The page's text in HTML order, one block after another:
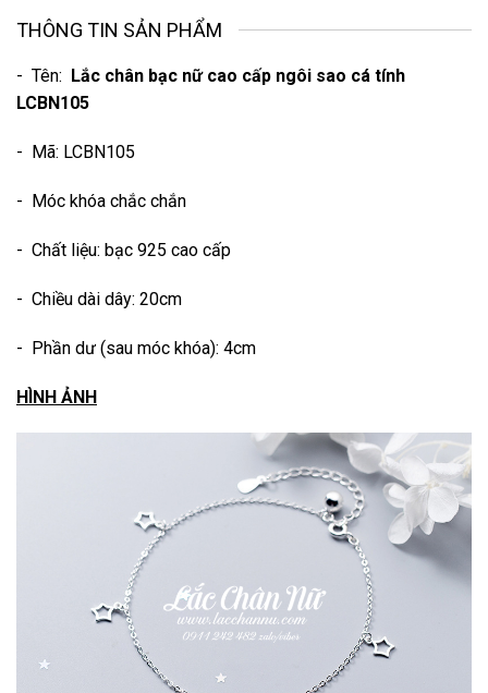
THÔNG TIN SẢN PHẨM
- Tên:
Lắc chân bạc nữ cao cấp ngôi sao cá tính
LCBN105
- Mã: LCBN105
- Móc khóa chắc chắn
- Chất liệu: bạc 925 cao cấp
- Chiều dài dây: 20cm
- Phần dư (sau móc khóa): 4cm
HÌNH ẢNH